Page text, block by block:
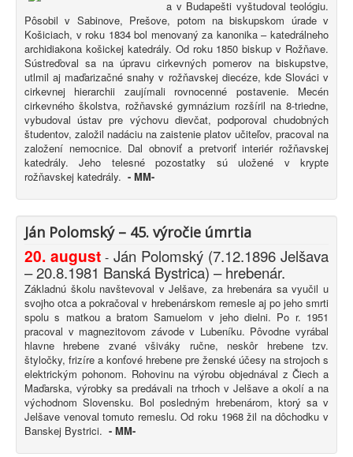
a v Budapešti vyštudoval teológiu.
Pôsobil v Sabinove, Prešove, potom na biskupskom úrade v
Košiciach, v roku 1834 bol menovaný za kanonika – katedrálneho
archidiakona košickej katedrály. Od roku 1850 biskup v Rožňave.
Sústreďoval sa na úpravu cirkevných pomerov na biskupstve,
utlmil aj maďarizačné snahy v rožňavskej diecéze, kde Slováci v
cirkevnej hierarchii zaujímali rovnocenné postavenie. Mecén
cirkevného školstva, rožňavské gymnázium rozšíril na 8-triedne,
vybudoval ústav pre výchovu dievčat, podporoval chudobných
študentov, založil nadáciu na zaistenie platov učiteľov, pracoval na
založení nemocnice. Dal obnoviť a pretvoriť interiér rožňavskej
katedrály. Jeho telesné pozostatky sú uložené v krypte
rožňavskej katedrály. - MM-
Ján Polomský – 45. výročie úmrtia
20. august - Ján Polomský (7.12.1896 Jelšava
– 20.8.1981 Banská Bystrica) – hrebenár.
Základnú školu navštevoval v Jelšave, za hrebenára sa vyučil u
svojho otca a pokračoval v hrebenárskom remesle aj po jeho smrti
spolu s matkou a bratom Samuelom v jeho dielni. Po r. 1951
pracoval v magnezitovom závode v Lubeníku. Pôvodne vyrábal
hlavne hrebene zvané všiváky ručne, neskôr hrebene tzv.
štyločky, frizíre a konťové hrebene pre ženské účesy na strojoch s
elektrickým pohonom. Rohovinu na výrobu objednával z Čiech a
Maďarska, výrobky sa predávali na trhoch v Jelšave a okolí a na
východnom Slovensku. Bol posledným hrebenárom, ktorý sa v
Jelšave venoval tomuto remeslu. Od roku 1968 žil na dôchodku v
Banskej Bystrici. - MM-